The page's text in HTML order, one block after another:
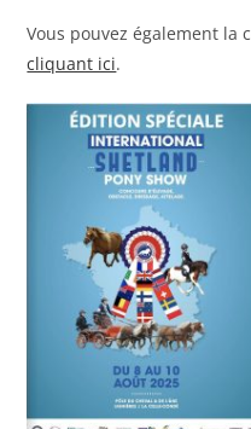
Vous pouvez également la
cliquant ici.